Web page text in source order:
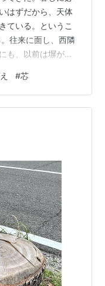
はずだから、天体
ている。というこ
往来に面し、西隣
も、以前は塀があ
た。今ではそうは
ち過ぎるのだ。ど
、いろいろな物が
ケージが一袋、煙
枚、吸殻三個が、
#芯